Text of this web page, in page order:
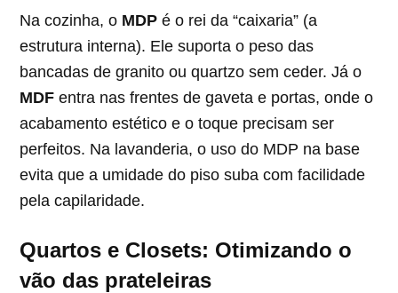
Na cozinha, o MDP é o rei da “caixaria” (a
estrutura interna). Ele suporta o peso das
bancadas de granito ou quartzo sem ceder. Já o
MDF entra nas frentes de gaveta e portas, onde o
acabamento estético e o toque precisam ser
perfeitos. Na lavanderia, o uso do MDP na base
evita que a umidade do piso suba com facilidade
pela capilaridade.
Quartos e Closets: Otimizando o
vão das prateleiras